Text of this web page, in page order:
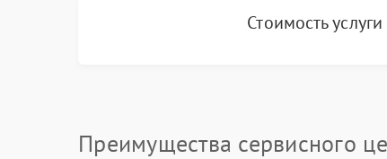
Стоимость услуги
Преимущества сервисного